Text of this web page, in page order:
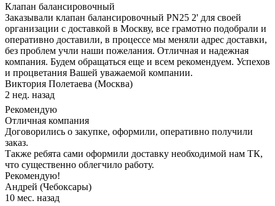
Клапан балансировочный
Заказывали клапан балансировочный PN25 2' для своей
организации с доставкой в Москву, все грамотно подобрали и
оперативно доставили, в процессе мы меняли адрес доставки,
без проблем учли наши пожелания. Отличная и надежная
компания. Будем обращаться еще и всем рекомендуем. Успехов
и процветания Вашей уважаемой компании.
Виктория Полетаева (Москва)
2 нед. назад
Рекомендую
Отличная компания
Договорились о закупке, оформили, оперативно получили
заказ.
Также ребята сами оформили доставку необходимой нам ТК,
что существенно облегчило работу.
Рекомендую!
Андрей (Чебоксары)
10 мес. назад